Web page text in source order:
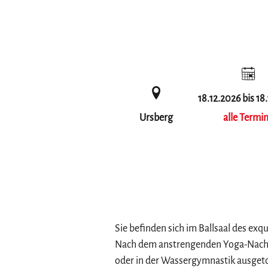
Ursberg
18.12.2026 bis
alle
Sie befinden sich im Ballsaal des
Nach dem anstrengenden Yoga-
oder in der Wassergymnastik